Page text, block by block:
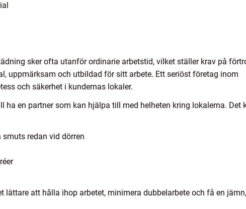
sker ofta utanför ordinarie arbetstid, vilket ställer krav på
uppmärksam och utbildad för sitt arbete. Ett seriöst företag inom
och säkerhet i kundernas lokaler.
ha en partner som kan hjälpa till med helheten kring lokalerna. Det
redan vid dörren
lättare att hålla ihop arbetet, minimera dubbelarbete och få en jämn,